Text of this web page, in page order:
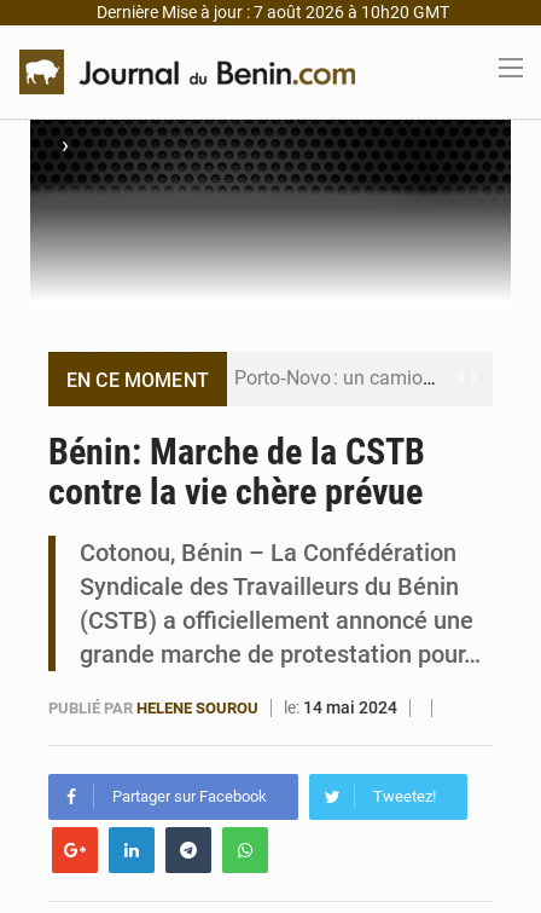
Dernière Mise à jour : 7 août 2026 à 10h20 GMT
›
EN CE MOMENT Porto‑Novo : un camion de produits pétroliers embrase Avakpa
Bénin : Djogbénou inspecte le chantier du siège de l’Assemblée
Bénin et Canada scellent un partenariat inédit
Bénin : Le CEG La Verdure de Ouèdo fait sa mue pour la rentrée
Bénin: Marche de la CSTB
contre la vie chère prévue
Cotonou, Bénin – La Confédération
Syndicale des Travailleurs du Bénin
(CSTB) a officiellement annoncé une
grande marche de protestation pour…
PUBLIÉ PAR HELENE SOUROU le: 14 mai 2024
Partager sur Facebook Tweetez!